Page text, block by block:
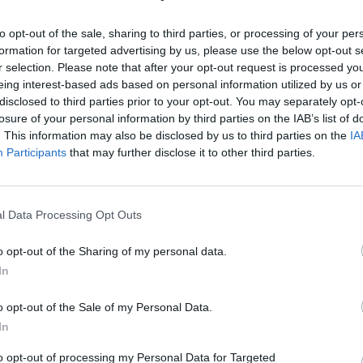
opt-out of the sale, sharing to third parties, or processing of your
for targeted advertising by us, please use the below opt-out
selection. Please note that after your opt-out request is processed
interest-based ads based on personal information utilized by us
to third parties prior to your opt-out. You may separately
of your personal information by third parties on the IAB’s list of
This information may also be disclosed by us to third parties on the
Participants that may further disclose it to other third parties.
Data Processing Opt Outs
opt-out of the Sharing of my personal data.
opt-out of the Sale of my Personal Data.
opt-out of processing my Personal Data for Targeted
Ο Ολυμπιακός, παρότι είδε τον
-με 5 πόντους του Γουόκαπ- να πάρει τη
6 Αυγούστου 2026, 19:35
Χαλκίδα:
Υψηλή Γέφυρα
νερά του
6 Αυγούστου 2026, 19:32
Καλαμπάκα:
απεγκλώβισαν
Τροχαίο στην
συγκρούστηκε
νοσοκομείο ο
Άνω Λιόσια: